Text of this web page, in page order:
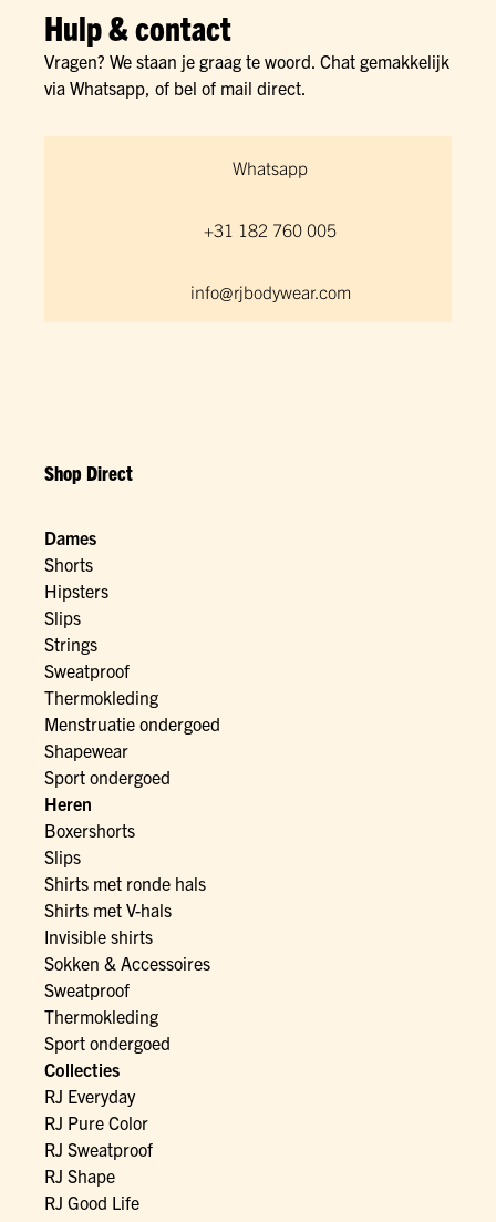
Hulp & contact
Vragen? We staan je graag te woord. Chat gemakkelijk
via Whatsapp, of bel of mail direct.
Whatsapp
+31 182 760 005
info@rjbodywear.com
Shop Direct
Dames
Shorts
Hipsters
Slips
Strings
Sweatproof
Thermokleding
Menstruatie ondergoed
Shapewear
Sport ondergoed
Heren
Boxershorts
Slips
Shirts met ronde hals
Shirts met V-hals
Invisible shirts
Sokken & Accessoires
Sweatproof
Thermokleding
Sport ondergoed
Collecties
RJ Everyday
RJ Pure Color
RJ Sweatproof
RJ Shape
RJ Good Life